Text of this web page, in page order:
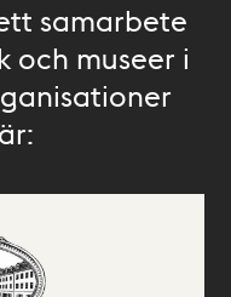
samarbete
och museer i